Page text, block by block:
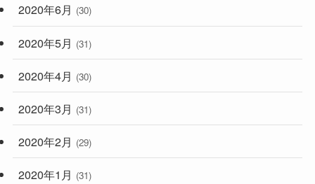
2020年6月 (30)
2020年5月 (31)
2020年4月 (30)
2020年3月 (31)
2020年2月 (29)
2020年1月 (31)